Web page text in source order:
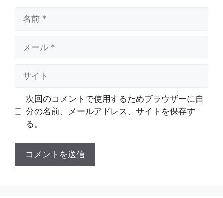
次回のコメントで使用するためブラウザーに自
分の名前、メールアドレス、サイトを保存す
る。